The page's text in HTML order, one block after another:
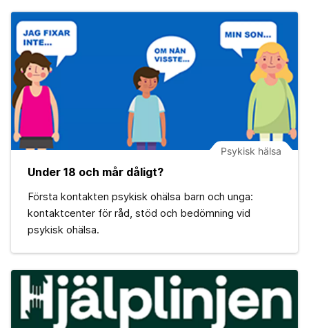
Psykisk hälsa
Under 18 och mår dåligt?
Första kontakten psykisk ohälsa barn och unga:
kontaktcenter för råd, stöd och bedömning vid
psykisk ohälsa.